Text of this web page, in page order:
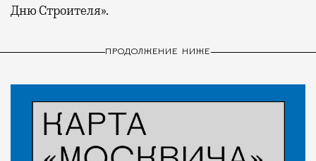
Дню Строителя».
ПРОДОЛЖЕНИЕ НИЖЕ